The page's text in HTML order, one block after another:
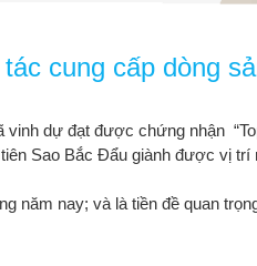
cung cấp dòng
dự đạt được chứng nhận
Sao Bắc Đẩu giành được vị
năm nay; và là tiền đề quan